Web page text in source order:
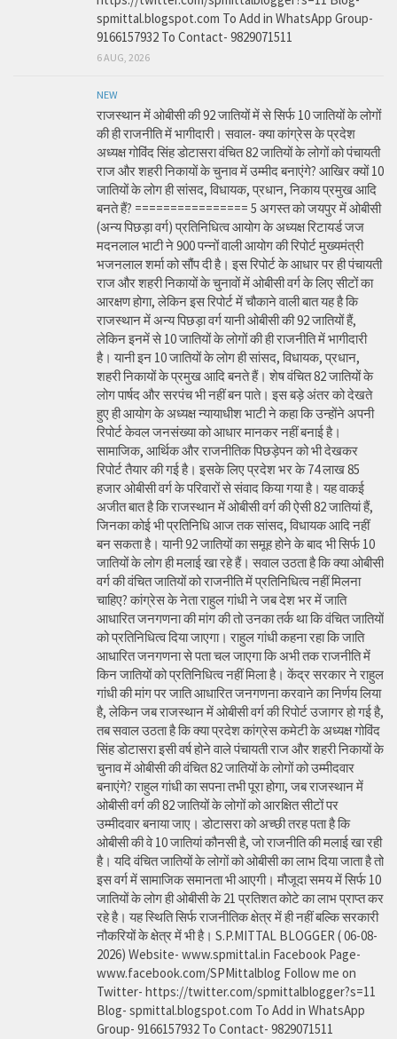
spmittal.blogspot.com To Add in WhatsApp Group-
9166157932 To Contact- 9829071511
6 AUG, 2026
NEW
राजस्थान में ओबीसी की 92 जातियों में से सिर्फ 10 जातियों के लोगों
की ही राजनीति में भागीदारी। सवाल- क्या कांग्रेस के प्रदेश
अध्यक्ष गोविंद सिंह डोटासरा वंचित 82 जातियों के लोगों को पंचायती
राज और शहरी निकायों के चुनाव में उम्मीद बनाएंगे? आखिर क्यों 10
जातियों के लोग ही सांसद, विधायक, प्रधान, निकाय प्रमुख आदि
बनते हैं? ================ 5 अगस्त को जयपुर में ओबीसी
(अन्य पिछड़ा वर्ग) प्रतिनिधित्व आयोग के अध्यक्ष रिटायर्ड जज
मदनलाल भाटी ने 900 पन्नों वाली आयोग की रिपोर्ट मुख्यमंत्री
भजनलाल शर्मा को सौंप दी है। इस रिपोर्ट के आधार पर ही पंचायती
राज और शहरी निकायों के चुनावों में ओबीसी वर्ग के लिए सीटों का
आरक्षण होगा, लेकिन इस रिपोर्ट में चौकाने वाली बात यह है कि
राजस्थान में अन्य पिछड़ा वर्ग यानी ओबीसी की 92 जातियों हैं,
लेकिन इनमें से 10 जातियों के लोगों की ही राजनीति में भागीदारी
है। यानी इन 10 जातियों के लोग ही सांसद, विधायक, प्रधान,
शहरी निकायों के प्रमुख आदि बनते हैं। शेष वंचित 82 जातियों के
लोग पार्षद और सरपंच भी नहीं बन पाते। इस बड़े अंतर को देखते
हुए ही आयोग के अध्यक्ष न्यायाधीश भाटी ने कहा कि उन्होंने अपनी
रिपोर्ट केवल जनसंख्या को आधार मानकर नहीं बनाई है।
सामाजिक, आर्थिक और राजनीतिक पिछड़ेपन को भी देखकर
रिपोर्ट तैयार की गई है। इसके लिए प्रदेश भर के 74 लाख 85
हजार ओबीसी वर्ग के परिवारों से संवाद किया गया है। यह वाकई
अजीत बात है कि राजस्थान में ओबीसी वर्ग की ऐसी 82 जातियां हैं,
जिनका कोई भी प्रतिनिधि आज तक सांसद, विधायक आदि नहीं
बन सकता है। यानी 92 जातियों का समूह होने के बाद भी सिर्फ 10
जातियों के लोग ही मलाई खा रहे हैं। सवाल उठता है कि क्या ओबीसी
वर्ग की वंचित जातियों को राजनीति में प्रतिनिधित्व नहीं मिलना
चाहिए? कांग्रेस के नेता राहुल गांधी ने जब देश भर में जाति
आधारित जनगणना की मांग की तो उनका तर्क था कि वंचित जातियों
को प्रतिनिधित्व दिया जाएगा। राहुल गांधी कहना रहा कि जाति
आधारित जनगणना से पता चल जाएगा कि अभी तक राजनीति में
किन जातियों को प्रतिनिधित्व नहीं मिला है। केंद्र सरकार ने राहुल
गांधी की मांग पर जाति आधारित जनगणना करवाने का निर्णय लिया
है, लेकिन जब राजस्थान में ओबीसी वर्ग की रिपोर्ट उजागर हो गई है,
तब सवाल उठता है कि क्या प्रदेश कांग्रेस कमेटी के अध्यक्ष गोविंद
सिंह डोटासरा इसी वर्ष होने वाले पंचायती राज और शहरी निकायों के
चुनाव में ओबीसी की वंचित 82 जातियों के लोगों को उम्मीदवार
बनाएंगे? राहुल गांधी का सपना तभी पूरा होगा, जब राजस्थान में
ओबीसी वर्ग की 82 जातियों के लोगों को आरक्षित सीटों पर
उम्मीदवार बनाया जाए। डोटासरा को अच्छी तरह पता है कि
ओबीसी की वे 10 जातियां कौनसी है, जो राजनीति की मलाई खा रही
है। यदि वंचित जातियों के लोगों को ओबीसी का लाभ दिया जाता है तो
इस वर्ग में सामाजिक समानता भी आएगी। मौजूदा समय में सिर्फ 10
जातियों के लोग ही ओबीसी के 21 प्रतिशत कोटे का लाभ प्राप्त कर
रहे है। यह स्थिति सिर्फ राजनीतिक क्षेत्र में ही नहीं बल्कि सरकारी
नौकरियों के क्षेत्र में भी है। S.P.MITTAL BLOGGER ( 06-08-
2026) Website- www.spmittal.in Facebook Page-
www.facebook.com/SPMittalblog Follow me on
Twitter- https://twitter.com/spmittalblogger?s=11
Blog- spmittal.blogspot.com To Add in WhatsApp
Group- 9166157932 To Contact- 9829071511